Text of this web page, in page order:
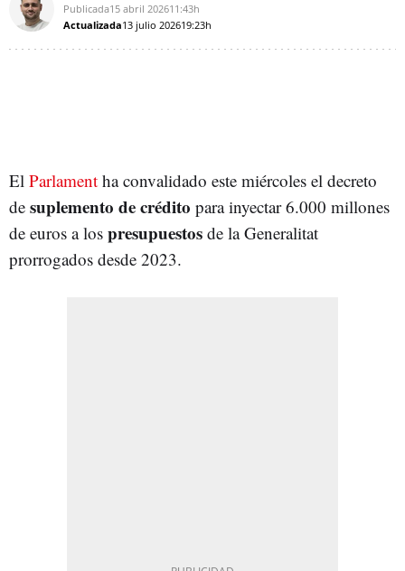
Publicada15 abril 202611:43h
Actualizada13 julio 202619:23h
El Parlament ha convalidado este miércoles el decreto
de suplemento de crédito para inyectar 6.000 millones
de euros a los presupuestos de la Generalitat
prorrogados desde 2023.